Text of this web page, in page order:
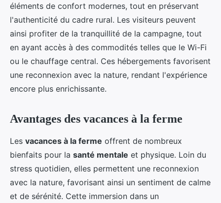
éléments de confort modernes, tout en préservant
l'authenticité du cadre rural. Les visiteurs peuvent
ainsi profiter de la tranquillité de la campagne, tout
en ayant accès à des commodités telles que le Wi-Fi
ou le chauffage central. Ces hébergements favorisent
une reconnexion avec la nature, rendant l'expérience
encore plus enrichissante.
Avantages des vacances à la ferme
Les vacances à la ferme offrent de nombreux
bienfaits pour la santé mentale et physique. Loin du
stress quotidien, elles permettent une reconnexion
avec la nature, favorisant ainsi un sentiment de calme
et de sérénité. Cette immersion dans un